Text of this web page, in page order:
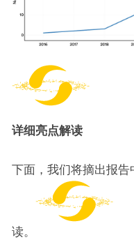
详细亮点解读
下面，我们将摘出报
读。